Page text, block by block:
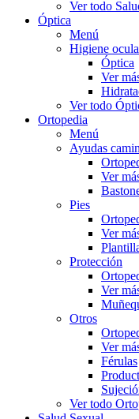
Ver todo
Óptica
Menú
Higiene
Óptica
Ver
Ver todo
Ortopedia
Menú
Ayudas
Ver
Pies
Ver
Protección
Ver
Otros
Ver
Férulas
Ver todo